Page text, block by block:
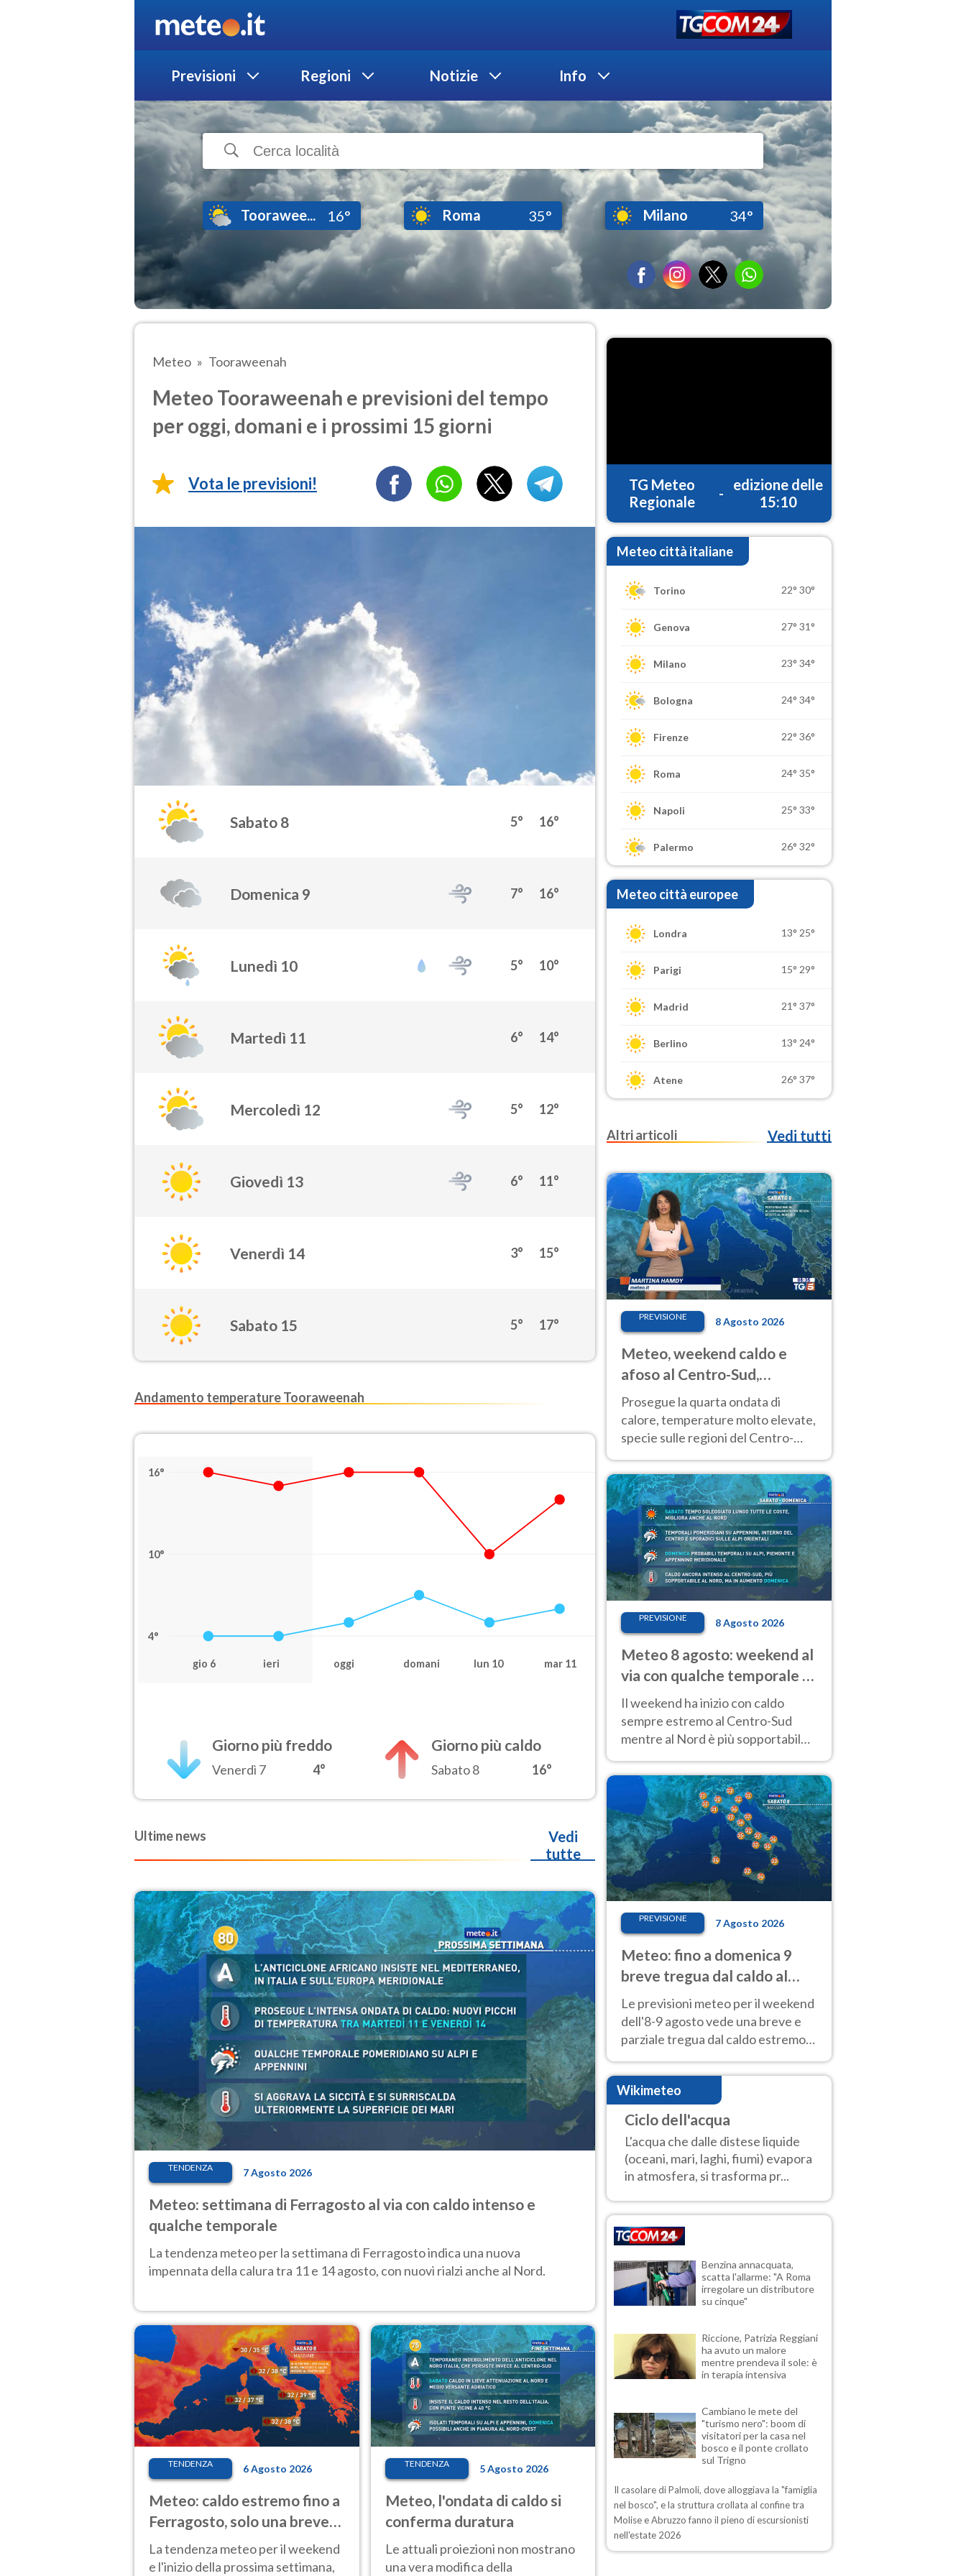
Previsioni Regioni Notizie Info
Toorawee... 16° Roma 35° Milano 34°
Meteo Tooraweenah
Meteo Tooraweenah e previsioni del tempo
per oggi, domani e i prossimi 15 giorni
Vota le previsioni!
Sabato 8 5° 16°
Domenica 9 7° 16°
Lunedì 10 5° 10°
Martedì 11 6° 14°
Mercoledì 12 5° 12°
Giovedì 13 6° 11°
Venerdì 14 3° 15°
Sabato 15 5° 17°
Andamento temperature Tooraweenah
16°
10°
4°
gio 6 ieri oggi domani lun 10 mar 11
Giorno più freddo
Venerdì 7 4°
Giorno più caldo
Sabato 8 16°
Ultime news
Vedi
tutte
TENDENZA 7 Agosto 2026
Meteo: settimana di Ferragosto al via con caldo intenso e
qualche temporale
La tendenza meteo per la settimana di Ferragosto indica una nuova
impennata della calura tra 11 e 14 agosto, con nuovi rialzi anche al Nord.
TENDENZA 6 Agosto 2026
Meteo: caldo estremo fino a
Ferragosto, solo una breve
pausa. Ecco dove
La tendenza meteo per il weekend
e l'inizio della prossima settimana,
TENDENZA 5 Agosto 2026
Meteo, l'ondata di caldo si
conferma duratura
Le attuali proiezioni non mostrano
una vera modifica della
TG Meteo
Regionale
-
edizione delle
15:10
Meteo città italiane
Torino 22° 30°
Genova 27° 31°
Milano 23° 34°
Bologna 24° 34°
Firenze 22° 36°
Roma 24° 35°
Napoli 25° 33°
Palermo 26° 32°
Meteo città europee
Londra 13° 25°
Parigi 15° 29°
Madrid 21° 37°
Berlino 13° 24°
Atene 26° 37°
Altri articoli Vedi tutti
PREVISIONE 8 Agosto 2026
Meteo, weekend caldo e
afoso al Centro-Sud,
temporali sui rilievi
Prosegue la quarta ondata di
calore, temperature molto elevate,
specie sulle regioni del Centro-
aree montuose
PREVISIONE 8 Agosto 2026
Meteo 8 agosto: weekend al
via con qualche temporale e
caldo estremo al Centro-Sud
Il weekend ha inizio con caldo
sempre estremo al Centro-Sud
mentre al Nord è più sopportabile
calore sui rilievi.
PREVISIONE 7 Agosto 2026
Meteo: fino a domenica 9
breve tregua dal caldo al
Nord! Altrove calura e afa
Le previsioni meteo per il weekend
dell'8-9 agosto vede una breve e
parziale tregua dal caldo estremo
al Nord mentre altrove persistono
40 gradi.
Wikimeteo
Ciclo dell'acqua
L'acqua che dalle distese liquide
(oceani, mari, laghi, fiumi) evapora
in atmosfera, si trasforma pr...
Benzina annacquata,
scatta l'allarme: "A Roma
irregolare un distributore
su cinque"
Riccione, Patrizia Reggiani
ha avuto un malore
mentre prendeva il sole: è
in terapia intensiva
Cambiano le mete del
"turismo nero": boom di
visitatori per la casa nel
bosco e il ponte crollato
sul Trigno
Il casolare di Palmoli, dove alloggiava la "famiglia
nel bosco", e la struttura crollata al confine tra
Molise e Abruzzo fanno il pieno di escursionisti
nell'estate 2026